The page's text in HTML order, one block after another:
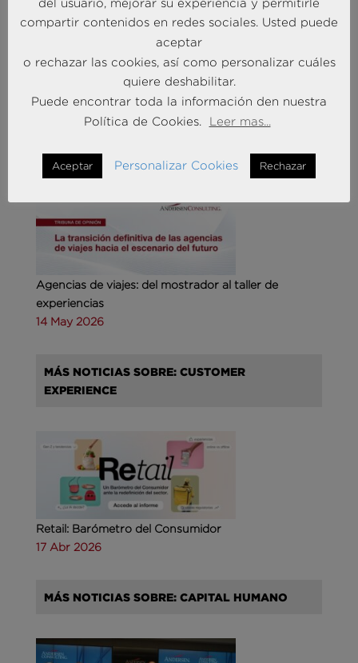
Andersen Consulting refuerza su equipo en España
con la incorporación de Carlos Alonso y Javier
27 Abr 2026
MÁS NOTICIAS SOBRE: TURISMO & OCIO
Agencias de viajes: del mostrador al taller de
experiencias
14 May 2026
MÁS NOTICIAS SOBRE: CUSTOMER
EXPERIENCE
Retail: Barómetro del Consumidor
17 Abr 2026
MÁS NOTICIAS SOBRE: CAPITAL HUMANO
del usuario, mejorar su experiencia y permitirle
compartir contenidos en redes sociales. Usted puede
aceptar
o rechazar las cookies, así como personalizar cuáles
quiere deshabilitar.
Puede encontrar toda la información den nuestra
Política de Cookies.
Leer mas...
Aceptar Personalizar Cookies Rechazar